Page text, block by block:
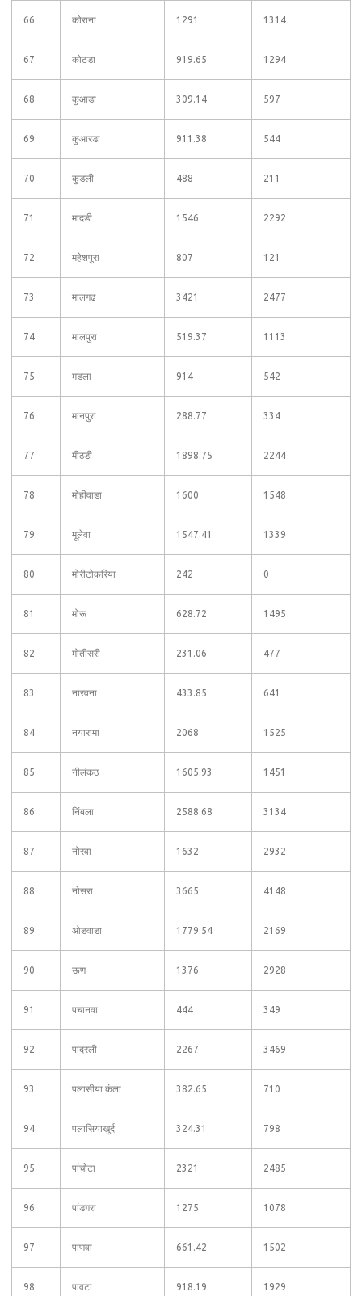
66 कोराना 1291 1314
67 कोटडा 919.65 1294
68 कुआडा 309.14 597
69 कुआरडा 911.38 544
70 कुडली 488 211
71 मादडी 1546 2292
72 महेशपुरा 807 121
73 मालगढ 3421 2477
74 मालपुरा 519.37 1113
75 मडला 914 542
76 मानपुरा 288.77 334
77 मीठडी 1898.75 2244
78 मोहीवाडा 1600 1548
79 मूलेवा 1547.41 1339
80 मोरीटोकरिया 242 0
81 मोरू 628.72 1495
82 मोतीसरी 231.06 477
83 नारवना 433.85 641
84 नयारामा 2068 1525
85 नीलंकठ 1605.93 1451
86 निंबला 2588.68 3134
87 नोरवा 1632 2932
88 नोसरा 3665 4148
89 ओडवाडा 1779.54 2169
90 ऊण 1376 2928
91 पचानवा 444 349
92 पादरली 2267 3469
93 पलासीया कंला 382.65 710
94 पलासियाखुर्द 324.31 798
95 पांचोटा 2321 2485
96 पांडगरा 1275 1078
97 पाणवा 661.42 1502
98 पावटा 918.19 1929